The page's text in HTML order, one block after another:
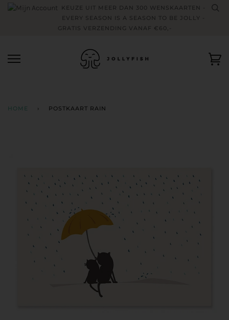
KEUZE UIT MEER DAN 300 WENSKAARTEN -
EVERY SEASON IS A SEASON TO BE JOLLY -
GRATIS VERZENDING VANAF €60,-
HOME › POSTKAART RAIN